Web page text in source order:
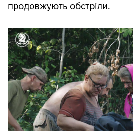
продовжують обстріли.